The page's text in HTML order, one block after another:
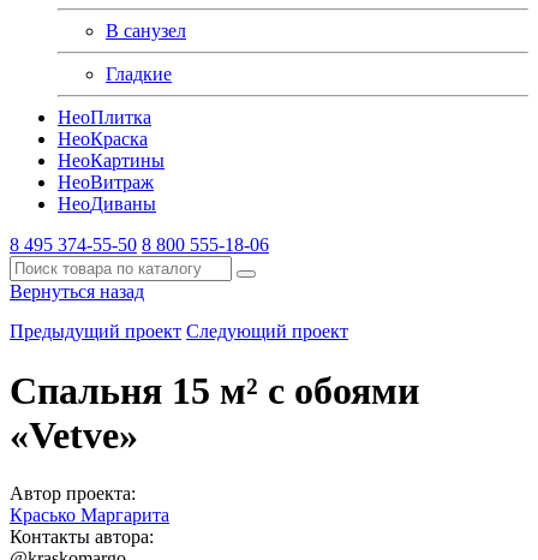
В санузел
Гладкие
НеоПлитка
НеоКраска
НеоКартины
НеоВитраж
НеоДиваны
8 495 374-55-50 8 800 555-18-06
Вернуться назад
Предыдущий проект Следующий проект
Спальня 15 м² с обоями
«Vetve»
Автор проекта:
Красько Маргарита
Контакты автора: